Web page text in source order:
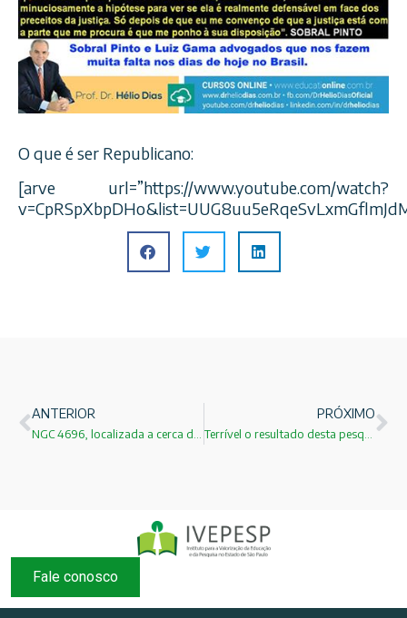
O que é ser Republicano:
[arve url=”https://www.youtube.com/watch?
ANTERIOR PRÓXIMO
Fale conosco